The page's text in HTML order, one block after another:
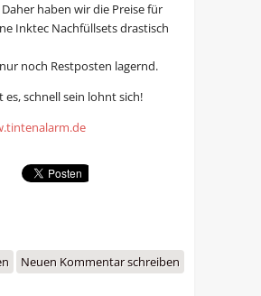
haben wir die Preise für
Inktec Nachfüllsets drastisch
noch Restposten lagernd.
es, schnell sein lohnt sich!
über Großer Sommersale!
Neuen Kommentar schreiben